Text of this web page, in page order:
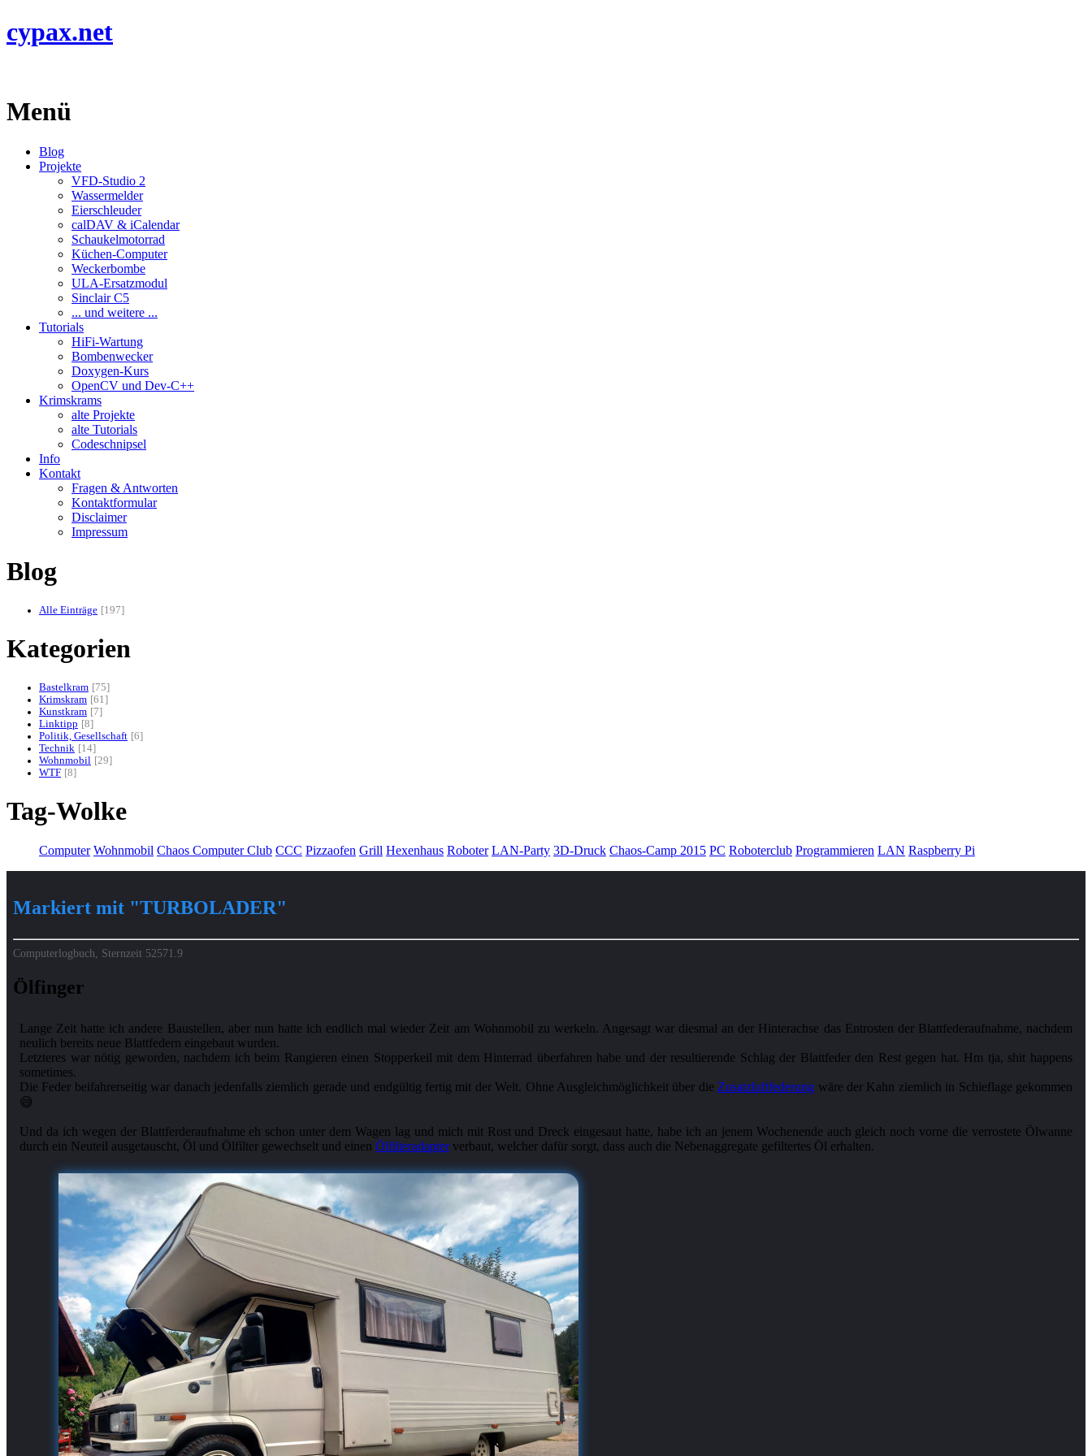
cypax.net
Menü
Blog
Projekte
VFD-Studio 2
Wassermelder
Eierschleuder
calDAV & iCalendar
Schaukelmotorrad
Küchen-Computer
Weckerbombe
ULA-Ersatzmodul
Sinclair C5
... und weitere ...
Tutorials
HiFi-Wartung
Bombenwecker
Doxygen-Kurs
OpenCV und Dev-C++
Krimskrams
alte Projekte
alte Tutorials
Codeschnipsel
Info
Kontakt
Fragen & Antworten
Kontaktformular
Disclaimer
Impressum
Blog
Alle Einträge 197
Kategorien
Bastelkram
75
Krimskram 61
Kunstkram
7
Linktipp
8
Politik, Gesellschaft 6
Technik
14
Wohnmobil
29
WTF 8
Tag-Wolke
Computer Wohnmobil Chaos Computer Club CCC Pizzaofen Grill Hexenhaus Roboter LAN-Party 3D-Druck Chaos-Camp 2015 PC Roboterclub Programmieren LAN Raspberry Pi
Markiert mit "TURBOLADER"
Computerlogbuch, Sternzeit 52571.9
Ölfinger
Lange Zeit hatte ich andere Baustellen, aber nun hatte ich endlich mal wieder Zeit am Wohnmobil zu werkeln. Angesagt war diesmal an der Hinterachse das Entrosten der Blattfederaufnahme, nachdem
neulich bereits neue Blattfedern eingebaut wurden.
Letzteres war nötig geworden, nachdem ich beim Rangieren einen Stopperkeil mit dem Hinterrad überfahren habe und der resultierende Schlag der Blattfeder den Rest gegen hat. Hm tja, shit happens
sometimes.
Die Feder beifahrerseitig war danach jedenfalls ziemlich gerade und endgültig fertig mit der Welt. Ohne Ausgleichmöglichkeit über die Zusatzluftfederung wäre der Kahn ziemlich in Schieflage gekommen
😅
Und da ich wegen der Blattferderaufnahme eh schon unter dem Wagen lag und mich mit Rost und Dreck eingesaut hatte, habe ich an jenem Wochenende auch gleich noch vorne die verrostete Ölwanne
durch ein Neuteil ausgetauscht, Öl und Ölfilter gewechselt und einen Ölfilteradapter